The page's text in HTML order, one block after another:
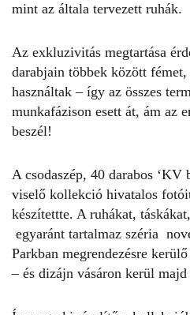
mint az általa tervezett ruhák.
Az exkluzivitás megtartása
darabjain többek között
használtak – így az összes
munkafázison esett át, ám az
beszél!
A csodaszép, 40 darabos ‘KV
viselő kollekció hivatalos
készítettte. A ruhákat,
egyaránt tartalmaz széria
Parkban megrendezésre
– és dizájn vásáron kerül majd